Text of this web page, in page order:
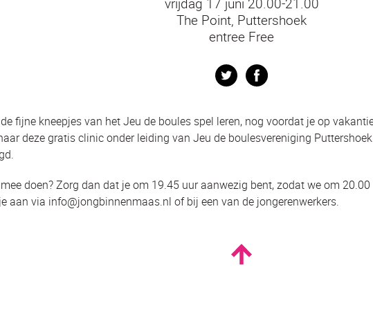
vrijdag 17 juni 20.00-21.00
The Point, Puttershoek
entree Free
Twitter
fijne kneepjes van het Jeu de boules spel leren, nog voordat je op
deze gratis clinic onder leiding van Jeu de boulesvereniging
doen? Zorg dan dat je om 19.45 uur aanwezig bent, zodat we om
aan via info@jongbinnenmaas.nl of bij een van de jongerenwerkers.